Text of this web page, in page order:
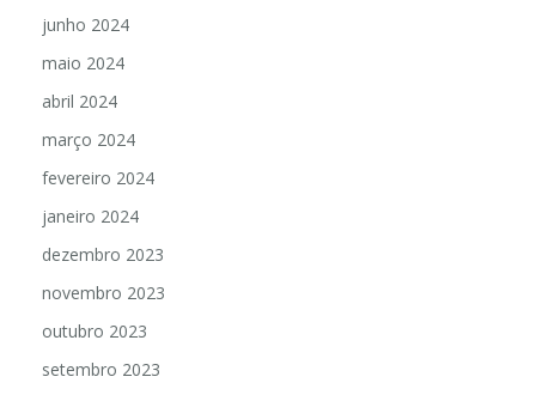
junho 2024
maio 2024
abril 2024
março 2024
fevereiro 2024
janeiro 2024
dezembro 2023
novembro 2023
outubro 2023
setembro 2023